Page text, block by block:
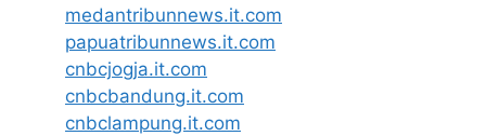
medantribunnews.it.com
papuatribunnews.it.com
cnbcjogja.it.com
cnbcbandung.it.com
cnbclampung.it.com